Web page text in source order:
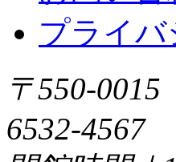
プライ
〒550-
6532-4567